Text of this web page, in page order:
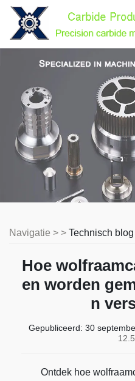
Navigatie > > Technisch blog
Hoe
en worden
n
Gepubliceerd: 30
Ontdek hoe